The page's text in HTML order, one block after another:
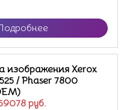
руб.
изображения Xerox
/ Phaser 7800